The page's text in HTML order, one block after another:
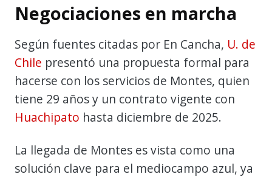
Negociaciones en marcha
Según fuentes citadas por En Cancha, U. de
Chile presentó una propuesta formal para
hacerse con los servicios de Montes, quien
tiene 29 años y un contrato vigente con
Huachipato hasta diciembre de 2025.
La llegada de Montes es vista como una
solución clave para el mediocampo azul, ya